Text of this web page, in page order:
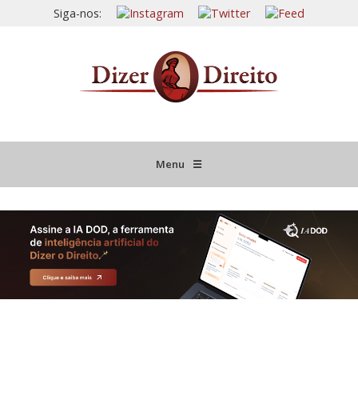
Siga-nos:
Menu ☰
JURISPRUDÊNCIA COMENTADA
INFORMATIVOS COMENTADOS